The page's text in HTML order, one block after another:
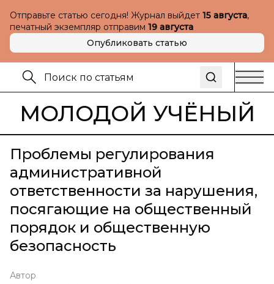
Отправьте статью сегодня! Журнал выйдет 15 августа,
печатный экземпляр отправим 19 августа
Опубликовать статью
МОЛОДОЙ УЧЁНЫЙ
Проблемы регулирования
административной
ответственности за нарушения,
посягающие на общественный
порядок и общественную
безопасность
Автор